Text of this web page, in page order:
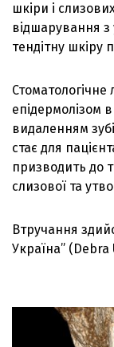
шкіри і
відшарування з
тендітну
епідермолізом
видаленням
стає для
призводить до
слизової та
Втручання
Україна” (Debra